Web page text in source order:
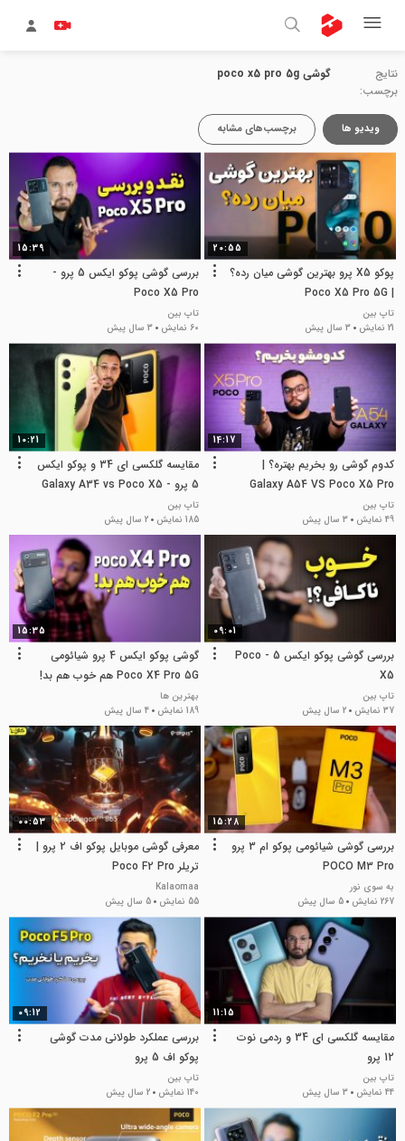
نتایج
برچسب:
گوشی poco x5 pro 5g
ویدیو ها برچسب‌های مشابه
20:55
پوکو X5 پرو بهترین گوشی میان رده؟
| Poco X5 Pro 5G
تاپ بین
21 نمایش
3 سال پیش
15:39
بررسی گوشی پوکو ایکس 5 پرو -
Poco X5 Pro
تاپ بین
60 نمایش
3 سال پیش
14:17
کدوم گوشی رو بخریم بهتره؟ |
Galaxy A54 VS Poco X5 Pro
تاپ بین
49 نمایش
3 سال پیش
10:21
مقایسه گلکسی ای 34 و پوکو ایکس
5 پرو - Galaxy A34 vs Poco X5
Pro
تاپ بین
185 نمایش
2 سال پیش
09:01
بررسی گوشی پوکو ایکس 5 - Poco
X5
تاپ بین
37 نمایش
2 سال پیش
15:35
گوشی پوکو ایکس 4 پرو شیائومی
Poco X4 Pro 5G هم خوب هم بد!
بهترین ها
189 نمایش
4 سال پیش
15:28
بررسی گوشی شیائومی پوکو ام 3 پرو
POCO M3 Pro
به سوی نور
267 نمایش
5 سال پیش
00:53
معرفی گوشی موبایل پوکو اف 2 پرو |
تریلر Poco F2 Pro
Kalaomaa
55 نمایش
5 سال پیش
11:15
مقایسه گلکسی ای 34 و ردمی نوت
12 پرو
تاپ بین
44 نمایش
3 سال پیش
09:12
بررسی عملکرد طولانی مدت گوشی
پوکو اف 5 پرو
تاپ بین
140 نمایش
2 سال پیش